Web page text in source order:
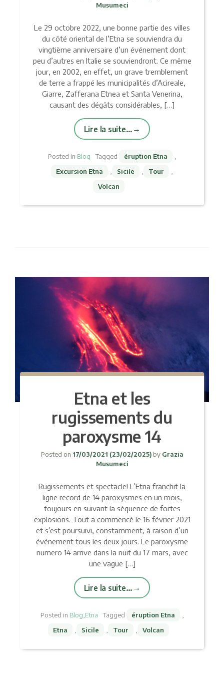
Musumeci
Le 29 octobre 2022, une bonne partie des villes
du côté oriental de l’Etna se souviendra du
vingtième anniversaire d’un événement dont
peu d’autres en Italie se souviendront. Ce même
jour, en 2002, en effet, un grave tremblement
de terre a frappé les municipalités d’Acireale,
Giarre, Zafferana Etnea et Santa Venerina,
causant des dégâts considérables, […]
Lire la suite…
Posted in Blog Tagged éruption Etna
Excursion Etna
Sicile Tour
Volcan
Etna et les
rugissements du
paroxysme 14
Posted on 17/03/2021 (23/02/2025) byGrazia
Musumeci
Rugissements et spectacle! L’Etna franchit la
ligne record de 14 paroxysmes en un mois,
toujours en suivant la séquence de fortes
explosions. Tout a commencé le 16 février 2021
et s’est poursuivi, constamment, à raison d’un
événement tous les deux jours. Le paroxysme
numero 14 arrive dans la nuit du 17 mars, avec
une vague […]
Lire la suite…
Posted in Blog Etna Tagged éruption Etna
Etna
Sicile Tour Volcan